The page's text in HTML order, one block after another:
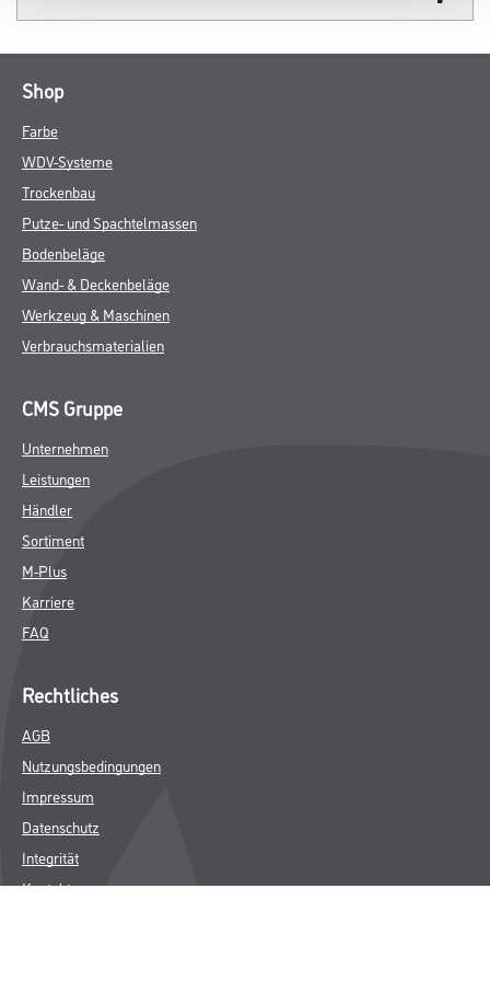
Shop
Farbe
WDV-Systeme
Trockenbau
Putze- und Spachtelmassen
Bodenbeläge
Wand- & Deckenbeläge
Werkzeug & Maschinen
Verbrauchsmaterialien
CMS Gruppe
Unternehmen
Leistungen
Händler
Sortiment
M-Plus
Karriere
FAQ
Rechtliches
AGB
Nutzungsbedingungen
Impressum
Datenschutz
Integrität
Kontakt